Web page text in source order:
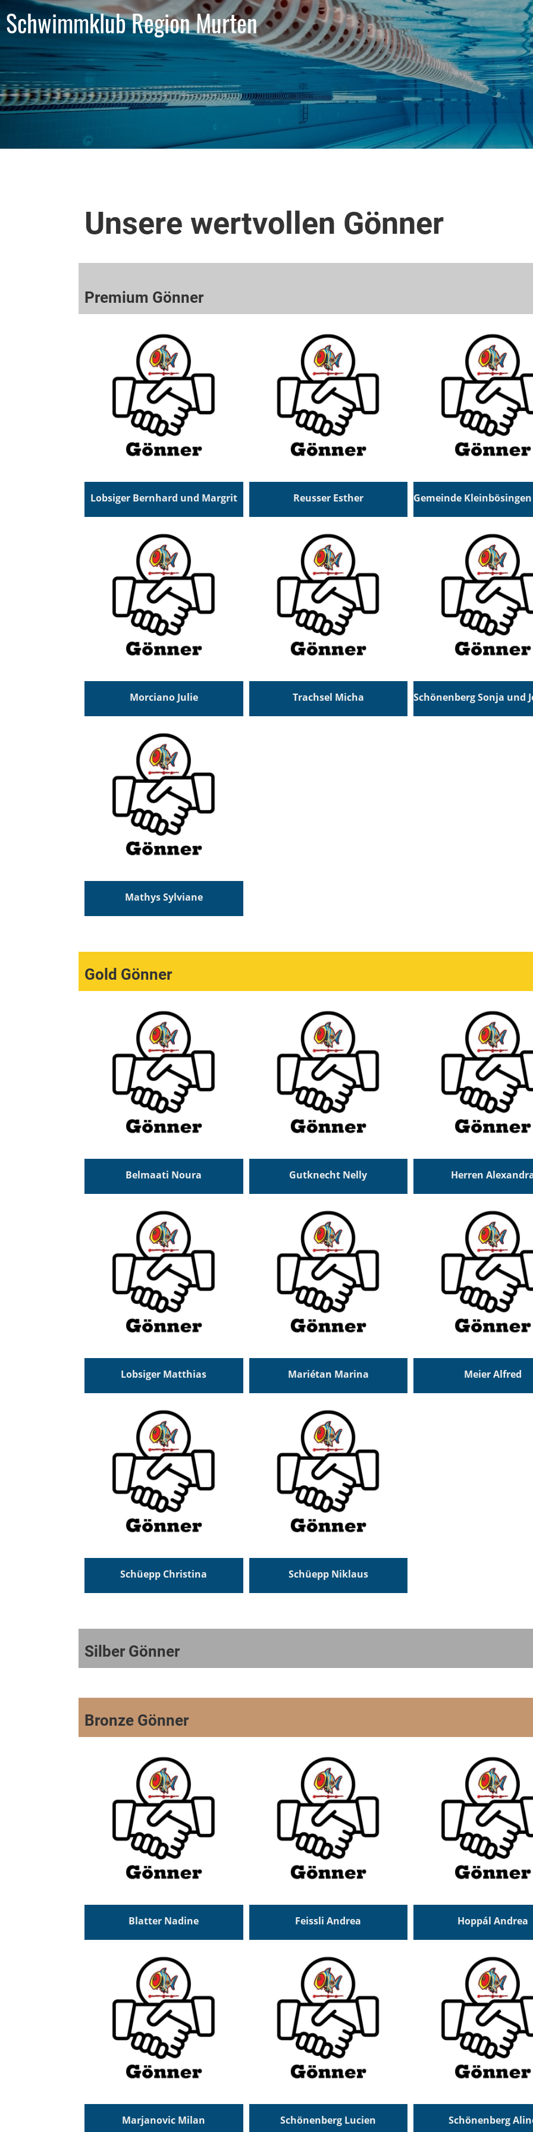
Schwimmklub Region Murten
Unsere wertvollen Gönner
Premium Gönner
Lobsiger Bernhard und Margrit Reusser Esther
Morciano Julie Trachsel Micha
Mathys Sylviane
Gold Gönner
Belmaati Noura Gutknecht Nelly Herren
Lobsiger Matthias Mariétan Marina Meier Alfred
Schüepp Christina Schüepp Niklaus
Silber Gönner
Bronze Gönner
Blatter Nadine Feissli Andrea Hoppál Andrea
Marjanovic Milan Schönenberg Lucien Schönenberg